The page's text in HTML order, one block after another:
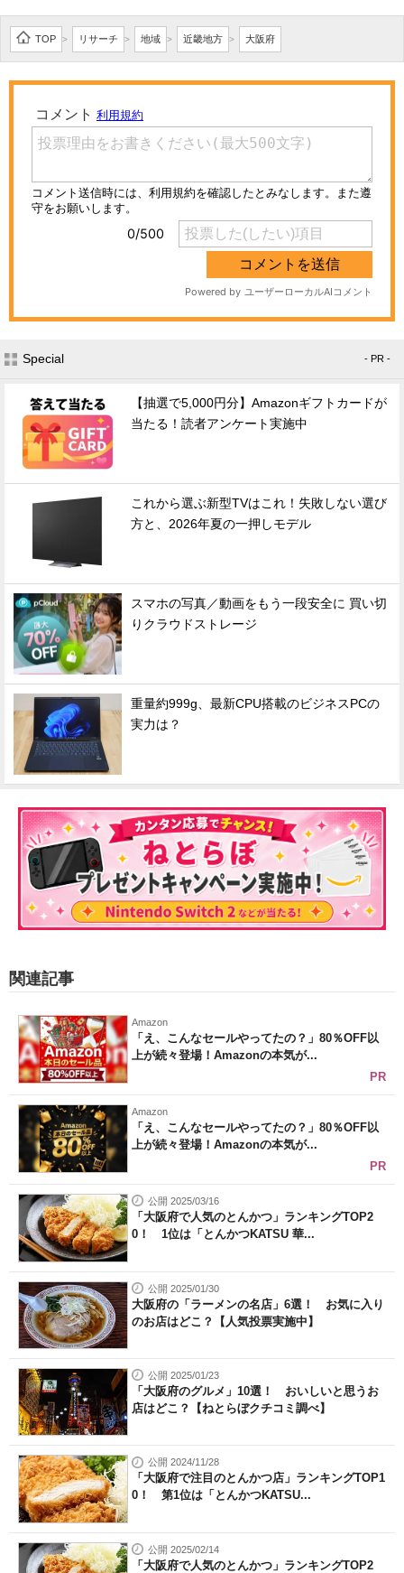
TOP > リサーチ > 地域 > 近畿地方 > 大阪府
Special - PR -
【抽選で5,000円分】Amazonギフトカードが
当たる！読者アンケート実施中
これから選ぶ新型TVはこれ！失敗しない選び
方と、2026年夏の一押しモデル
スマホの写真／動画をもう一段安全に 買い切
りクラウドストレージ
重量約999g、最新CPU搭載のビジネスPCの
実力は？
関連記事
Amazon
「え、こんなセールやってたの？」80％OFF以
上が続々登場！Amazonの本気が...
PR
Amazon
「え、こんなセールやってたの？」80％OFF以
上が続々登場！Amazonの本気が...
PR
公開 2025/03/16
「大阪府で人気のとんかつ」ランキングTOP2
0！ 1位は「とんかつKATSU 華...
公開 2025/01/30
大阪府の「ラーメンの名店」6選！ お気に入り
のお店はどこ？【人気投票実施中】
公開 2025/01/23
「大阪府のグルメ」10選！ おいしいと思うお
店はどこ？【ねとらぼクチコミ調べ】
公開 2024/11/28
「大阪府で注目のとんかつ店」ランキングTOP1
0！ 第1位は「とんかつKATSU...
公開 2025/02/14
「大阪府で人気のとんかつ」ランキングTOP2